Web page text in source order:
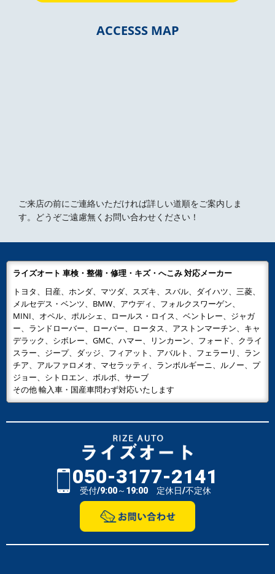
ACCESSS MAP
ご来店の前にご連絡いただければ詳しい道順をご案内しま
す。どうぞご遠慮無くお問い合わせください！
ライズオート 車検・整備・修理・キズ・へこみ 対応メーカー
トヨタ、日産、ホンダ、マツダ、スズキ、スバル、ダイハツ、三菱、
メルセデス・ベンツ、BMW、アウディ、フォルクスワーゲン、
MINI、オペル、ポルシェ、ロールス・ロイス、ベントレー、ジャガ
ー、ランドローバー、ローバー、ロータス、アストンマーチン、キャ
デラック、シボレー、GMC、ハマー、リンカーン、フォード、クライ
スラー、ジープ、ダッジ、フィアット、アバルト、フェラーリ、ラン
チア、アルファロメオ、マセラッティ、ランボルギーニ、ルノー、プ
ジョー、シトロエン、ボルボ、サーブ
その他 輸入車・国産車問わず対応いたします
050-3177-2141
受付/9:00～19:00 定休日/不定休